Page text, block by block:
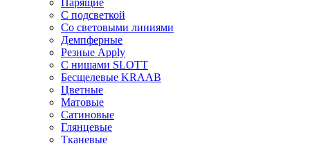
Парящие
С подсветкой
Со световыми линиями
Демпферные
Резные Apply
С нишами SLOTT
Бесщелевые KRAAB
Цветные
Матовые
Сатиновые
Глянцевые
Тканевые